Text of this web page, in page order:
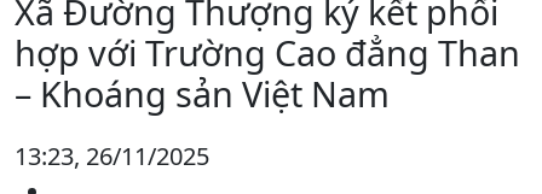
Xã Đường Thượng ký kết phối
hợp với Trường Cao đẳng Than
– Khoáng sản Việt Nam
13:23, 26/11/2025